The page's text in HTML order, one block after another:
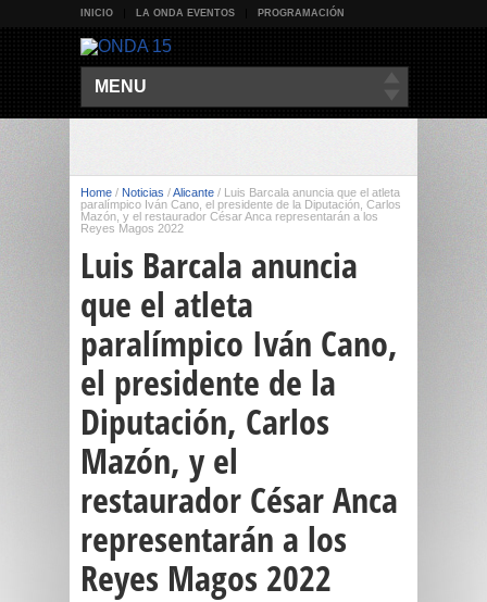
INICIO LA ONDA EVENTOS PROGRAMACIÓN
MENU
Home / Noticias /Alicante / Luis Barcala anuncia que el atleta
paralímpico Iván Cano, el presidente de la Diputación, Carlos
Mazón, y el restaurador César Anca representarán a los
Reyes Magos 2022
Luis Barcala anuncia
que el atleta
paralímpico Iván Cano,
el presidente de la
Diputación, Carlos
Mazón, y el
restaurador César Anca
representarán a los
Reyes Magos 2022